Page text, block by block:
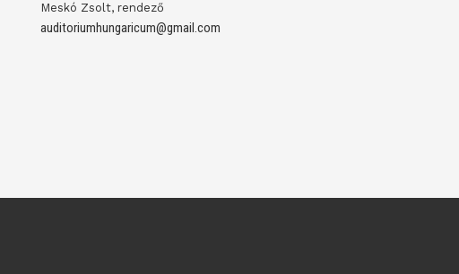
Meskó Zsolt, rendező
auditoriumhungaricum@gmail.com